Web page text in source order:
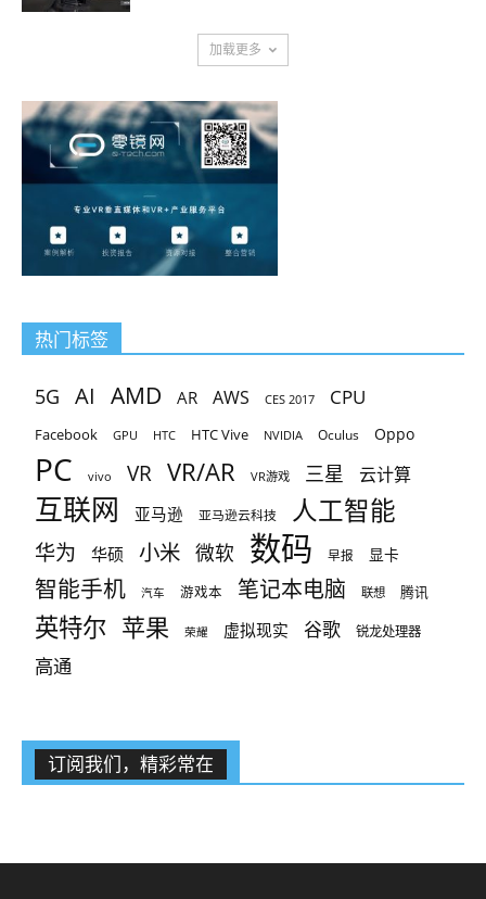
加载更多
热门标签
5G AI AMD AR AWS CES 2017 CPU
Facebook GPU HTC HTC Vive NVIDIA Oculus Oppo
PC vivo VR VR/AR VR游戏 三星 云计算
互联网 亚马逊 亚马逊云科技 人工智能
华为 华硕 小米 微软 数码 早报 显卡
智能手机 汽车 游戏本 笔记本电脑 联想 腾讯
英特尔 苹果 荣耀 虚拟现实 谷歌 锐龙处理器
高通
订阅我们，精彩常在